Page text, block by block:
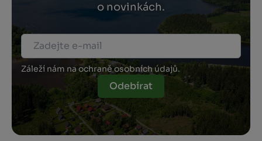
o novinkách.
Záleží nám na ochraně osobních údajů.
Odebírat